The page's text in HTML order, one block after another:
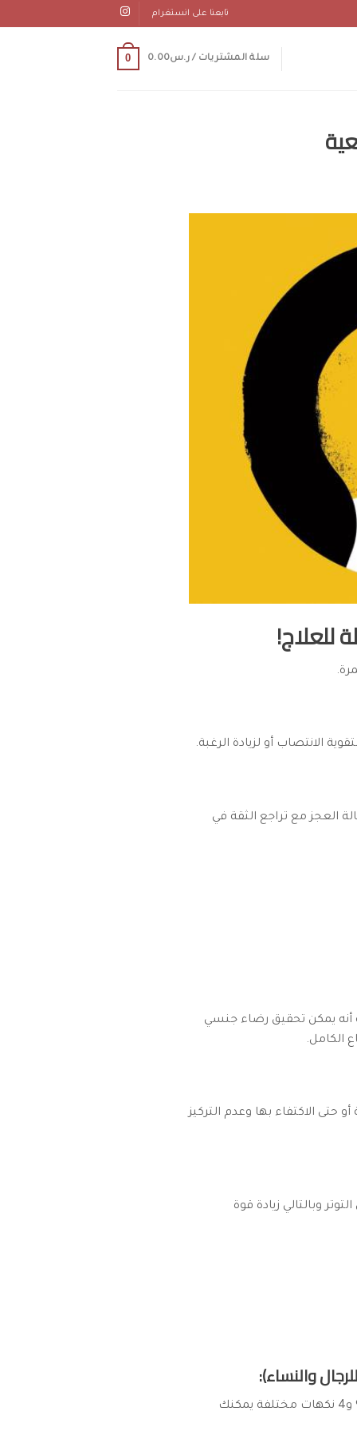
تابعنا على انستغرام
سلة المشتريات /ر.س0.00
0
للعلاج!
الانتصاب أو لزيادة الرغبة.
العجز مع تراجع الثقة في
أنه يمكن تحقيق رضاء جنسي
الكامل.
حتى الاكتفاء بها وعدم التركيز
وبالتالي زيادة قوة
وهو مذهل في زيادة الإثارة لكل من الرجال والنساء وتحقيق التجاوب المطلوب مع تركيبة طبيعية 100% و4 نكهات مختلفة يمكنك